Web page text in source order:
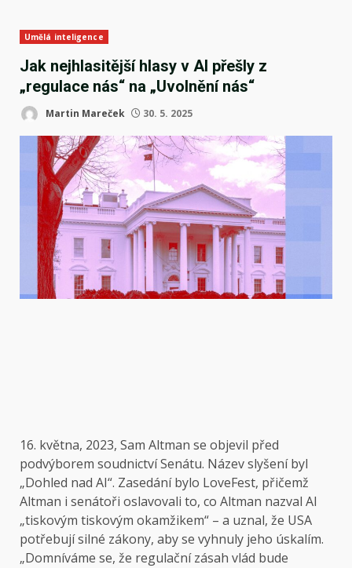
Umělá inteligence
Jak nejhlasitější hlasy v AI přešly z
„regulace nás“ na „Uvolnění nás“
Martin Mareček 30. 5. 2025
16. května, 2023, Sam Altman se objevil před
podvýborem soudnictví Senátu. Název slyšení byl
„Dohled nad AI“. Zasedání bylo LoveFest, přičemž
Altman i senátoři oslavovali to, co Altman nazval AI
„tiskovým tiskovým okamžikem“ – a uznal, že USA
potřebují silné zákony, aby se vyhnuly jeho úskalím.
„Domníváme se, že regulační zásah vlád bude